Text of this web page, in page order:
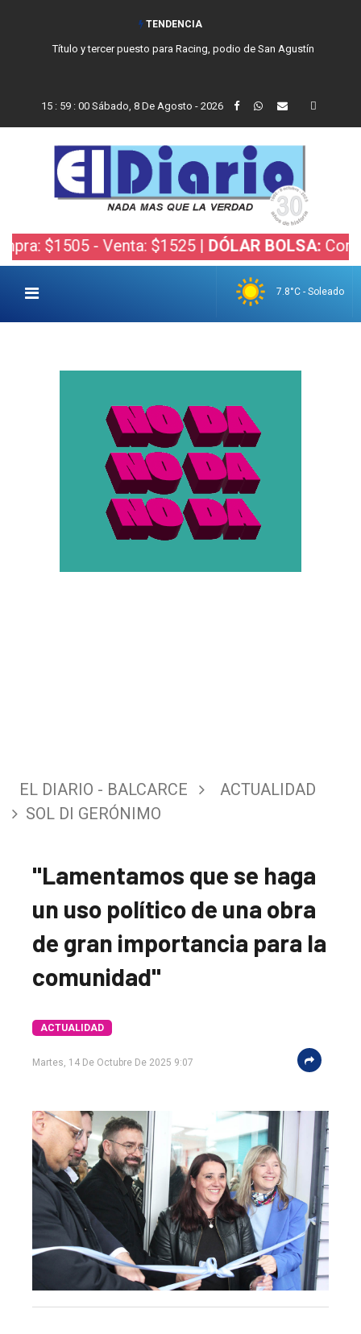
TENDENCIA
Título y tercer puesto para Racing, podio de San Agustín
15: 59: 01 Sábado, 8 De Agosto - 2026
- Venta: $1525 |DÓLAR BOLSA:Compra:
7.8°C - Soleado
EL DIARIO - BALCARCE
ACTUALIDAD
SOL DI GERÓNIMO
"Lamentamos que se haga
un uso político de una obra
de gran importancia para la
comunidad"
ACTUALIDAD
Martes, 14 De Octubre De 2025 9:07